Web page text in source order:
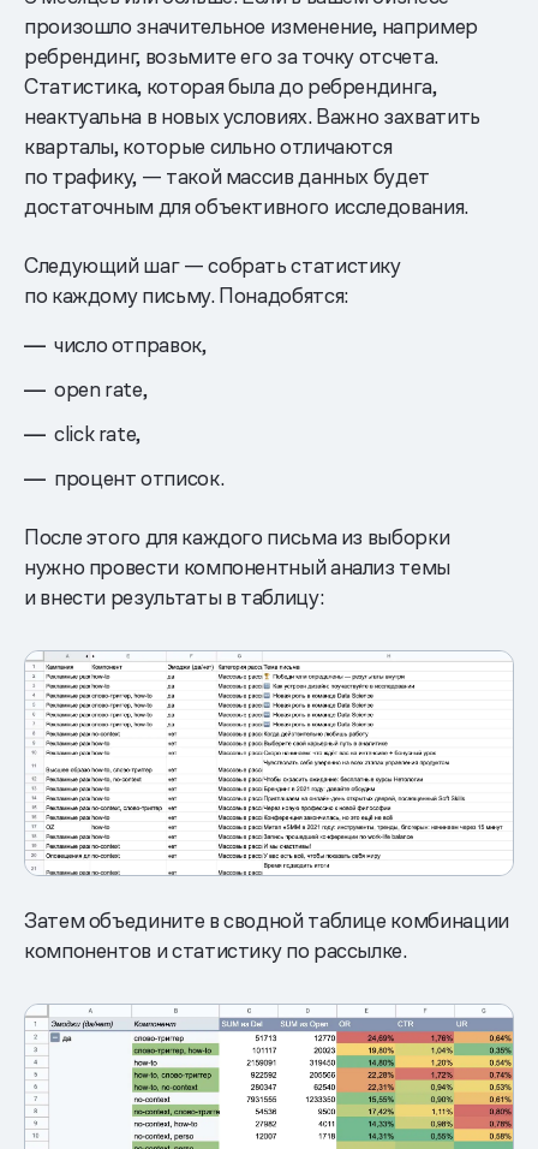
произошло значительное изменение, например
ребрендинг, возьмите его за точку отсчета.
Статистика, которая была до ребрендинга,
неактуальна в новых условиях. Важно захватить
кварталы, которые сильно отличаются
по трафику, — такой массив данных будет
достаточным для объективного исследования.
Следующий шаг — собрать статистику
по каждому письму. Понадобятся:
число отправок,
open rate,
click rate,
процент отписок.
После этого для каждого письма из выборки
нужно провести компонентный анализ темы
и внести результаты в таблицу:
Затем объедините в сводной таблице комбинации
компонентов и статистику по рассылке.